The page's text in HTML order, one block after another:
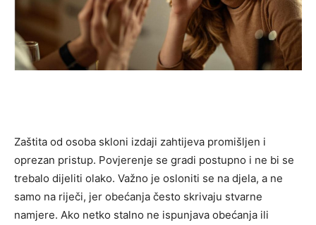
Zaštita od osoba skloni izdaji zahtijeva promišljen i
oprezan pristup. Povjerenje se gradi postupno i ne bi se
trebalo dijeliti olako. Važno je osloniti se na djela, a ne
samo na riječi, jer obećanja često skrivaju stvarne
namjere. Ako netko stalno ne ispunjava obećanja ili